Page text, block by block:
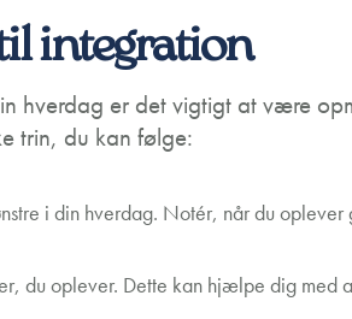
integration
hverdag er det vigtigt at være
trin, du kan følge:
i din hverdag. Notér, når du
du oplever. Dette kan hjælpe dig med